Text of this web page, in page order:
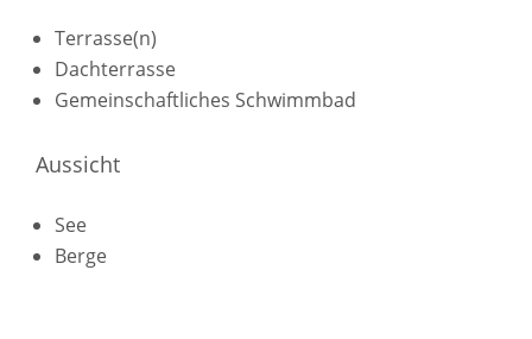
Terrasse(n)
Dachterrasse
Gemeinschaftliches Schwimmbad
Aussicht
See
Berge